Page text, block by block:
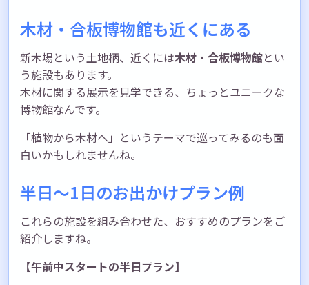
木材・合板博物館も近くにある
新木場という土地柄、近くには木材・合板博物館とい
う施設もあります。
木材に関する展示を見学できる、ちょっとユニークな
博物館なんです。
「植物から木材へ」というテーマで巡ってみるのも面
白いかもしれませんね。
半日〜1日のお出かけプラン例
これらの施設を組み合わせた、おすすめのプランをご
紹介しますね。
【午前中スタートの半日プラン】